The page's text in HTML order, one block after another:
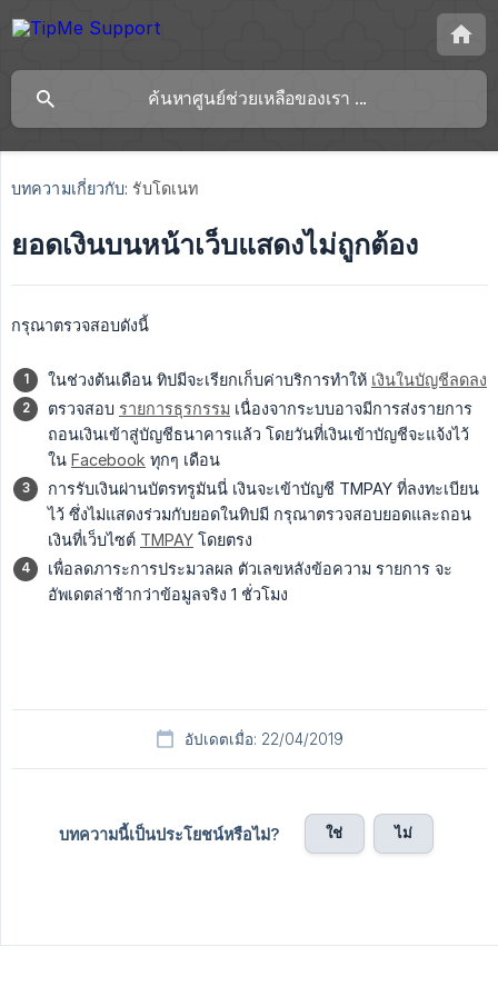
บทความเกี่ยวกับ: รับโดเนท
ยอดเงินบนหน้าเว็บแสดงไม่ถูกต้อง
กรุณาตรวจสอบดังนี้
ในช่วงต้นเดือน ทิปมีจะเรียกเก็บค่าบริการทำให้ เงินในบัญชีลดลง
ตรวจสอบ รายการธุรกรรม เนื่องจากระบบอาจมีการส่งรายการ
ถอนเงินเข้าสู่บัญชีธนาคารแล้ว โดยวันที่เงินเข้าบัญชีจะแจ้งไว้
ใน Facebook ทุกๆ เดือน
การรับเงินผ่านบัตรทรูมันนี่ เงินจะเข้าบัญชี TMPAY ที่ลงทะเบียน
ไว้ ซึ่งไม่แสดงร่วมกับยอดในทิปมี กรุณาตรวจสอบยอดและถอน
เงินที่เว็บไซต์ TMPAY โดยตรง
เพื่อลดภาระการประมวลผล ตัวเลขหลังข้อความ รายการ จะ
อัพเดตล่าช้ากว่าข้อมูลจริง 1 ชั่วโมง
อัปเดตเมื่อ: 22/04/2019
บทความนี้เป็นประโยชน์หรือไม่? ใช่ ไม่